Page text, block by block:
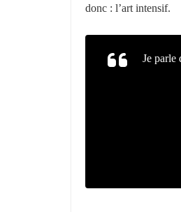
donc : l’art intensif.
Je parle